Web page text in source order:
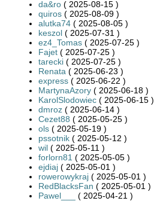
da&ro ( 2025-08-15 )
quiros ( 2025-08-09 )
alutka74 ( 2025-08-05 )
keszol ( 2025-07-31 )
ez4_Tomas ( 2025-07-25 )
Fajet ( 2025-07-25 )
tarecki ( 2025-07-25 )
Renata ( 2025-06-23 )
express ( 2025-06-22 )
MartynaAzory ( 2025-06-18 )
KarolSlodowiec ( 2025-06-15 )
dmroz ( 2025-06-14 )
Cezet88 ( 2025-05-25 )
ols ( 2025-05-19 )
pssotnik ( 2025-05-12 )
wil ( 2025-05-11 )
forlorn81 ( 2025-05-05 )
ejdiaj ( 2025-05-01 )
rowerowykraj ( 2025-05-01 )
RedBlacksFan ( 2025-05-01 )
Pawel___
( 2025-04-21 )